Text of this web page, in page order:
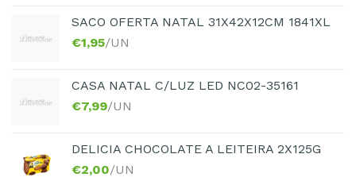
SACO OFERTA NATAL 31X42X12CM 1841XL
€1,95/UN
CASA NATAL C/LUZ LED NC02-35161
€7,99/UN
DELICIA CHOCOLATE A LEITEIRA 2X125G
€2,00/UN